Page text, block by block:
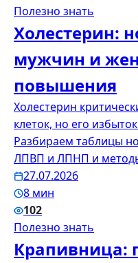
Полезно знать
Холестерин:
мужчин и
повышения
Холестерин
клеток, но его
Разбираем таблицы
ЛПВП и ЛПНП и
27.07.2026
8 мин
102
Полезно знать
Крапивница: